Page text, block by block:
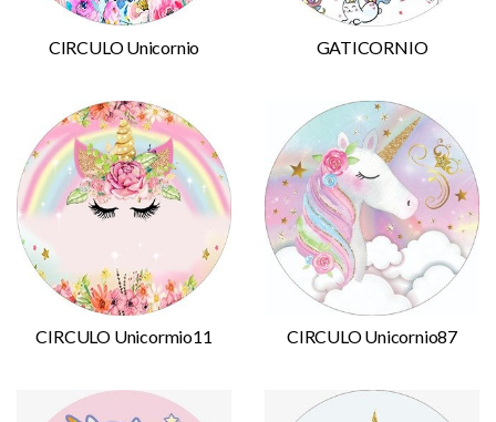
CIRCULO Unicornio GATICORNIO
CIRCULO Unicormio11 CIRCULO Unicornio87